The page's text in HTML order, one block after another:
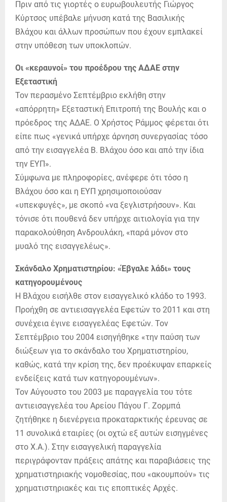
Πριν από τις γιορτές ο ευρωβουλευτής Γιώργος
Κύρτσος υπέβαλε μήνυση κατά της Βασιλικής
Βλάχου και άλλων προσώπων που έχουν εμπλακεί
στην υπόθεση των υποκλοπών.
Οι «κεραυνοί» του προέδρου της ΑΔΑΕ στην
Εξεταστική
Τον περασμένο Σεπτέμβριο εκλήθη στην
«απόρρητη» Εξεταστική Επιτροπή της Βουλής και ο
πρόεδρος της ΑΔΑΕ. Ο Χρήστος Ράμμος φέρεται ότι
είπε πως «γενικά υπήρχε άρνηση συνεργασίας τόσο
από την εισαγγελέα Β. Βλάχου όσο και από την ίδια
την ΕΥΠ».
Σύμφωνα με πληροφορίες, ανέφερε ότι τόσο η
Βλάχου όσο και η ΕΥΠ χρησιμοποιούσαν
«υπεκφυγές», με σκοπό «να ξεγλιστρήσουν». Και
τόνισε ότι πουθενά δεν υπήρχε αιτιολογία για την
παρακολούθηση Ανδρουλάκη, «παρά μόνον στο
μυαλό της εισαγγελέως».
Σκάνδαλο Χρηματιστηρίου: «Έβγαλε λάδι» τους
κατηγορουμένους
Η Βλάχου εισήλθε στον εισαγγελικό κλάδο το 1993.
Προήχθη σε αντιεισαγγελέα Εφετών το 2011 και στη
συνέχεια έγινε εισαγγελέας Εφετών. Τον
Σεπτέμβριο του 2004 εισηγήθηκε «την παύση των
διώξεων για το σκάνδαλο του Χρηματιστηρίου,
καθώς, κατά την κρίση της, δεν προέκυψαν επαρκείς
ενδείξεις κατά των κατηγορουμένων».
Τον Αύγουστο του 2003 με παραγγελία του τότε
αντιεισαγγελέα του Αρείου Πάγου Γ. Ζορμπά
ζητήθηκε η διενέργεια προκαταρκτικής έρευνας σε
11 συνολικά εταιρίες (οι οχτώ εξ αυτών εισηγμένες
στο X.A.). Στην εισαγγελική παραγγελία
περιγράφονταν πράξεις απάτης και παραβιάσεις της
χρηματιστηριακής νομοθεσίας, που «ακουμπούν» τις
χρηματιστηριακές και τις εποπτικές Αρχές.